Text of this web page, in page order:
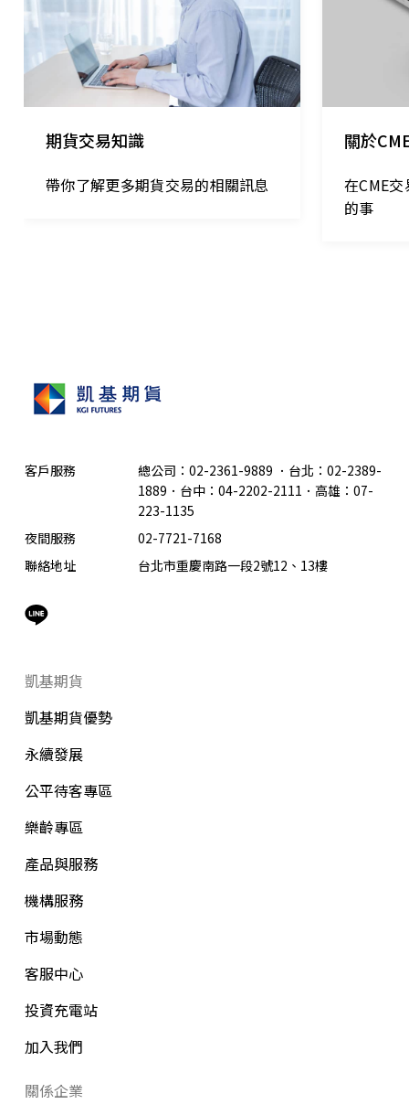
期貨交易知識
帶你了解更多期貨交易的相關訊息
關於
在CME
的事
客戶服務 總公司：02-2361-9889 ． 台北：02-2389-
1889．台中：04-2202-2111．高雄：07-
223-1135
夜間服務
02-7721-7168
聯絡地址
台北市重慶南路一段2號12、13樓
凱基期貨
凱基期貨優勢
永續發展
公平待客專區
樂齡專區
產品與服務
機構服務
市場動態
客服中心
投資充電站
加入我們
關係企業